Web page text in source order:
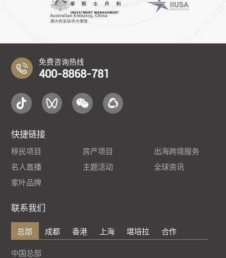
免费咨询热线
400-8868-781
快捷链接
移民项目 房产项目
出海跨境服务
名人直播
主题活动
全球资讯
家叶品牌
联系我们
总部 成都 香港 上海 堪培拉 合作
中国总部